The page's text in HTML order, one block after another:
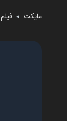
مایکت ◄ فیلم